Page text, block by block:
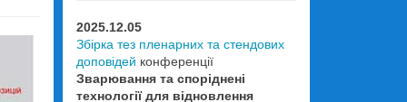
2025.12.05
Збірка тез пленарних та стендових
доповідей конференції
Зварювання та споріднені
технології для відновлення